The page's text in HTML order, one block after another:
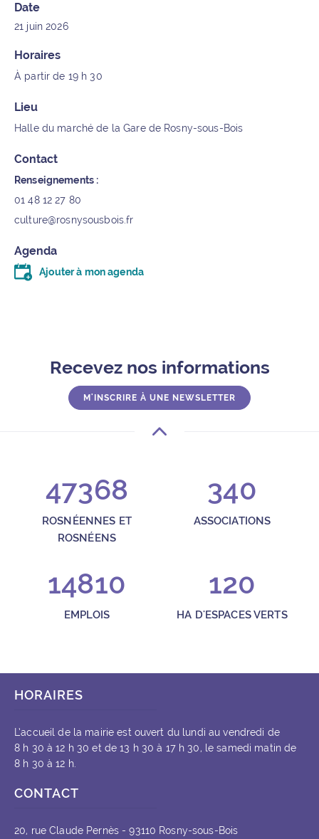
Date
21 juin 2026
Horaires
À partir de 19 h 30
Lieu
Halle du marché de la Gare de Rosny-sous-Bois
Contact
Renseignements :
01 48 12 27 80
culture@rosnysousbois.fr
Agenda
Ajouter à mon agenda
Télécharger le fichier .ics (moins d’un kilo-octet)
Recevez nos informations
M'INSCRIRE À UNE NEWSLETTER
47368
ROSNÉENNES ET
ROSNÉENS
340
ASSOCIATIONS
14810
EMPLOIS
120
HA D'ESPACES VERTS
HORAIRES
L’accueil de la mairie est ouvert du lundi au vendredi de
8 h 30 à 12 h 30 et de 13 h 30 à 17 h 30, le samedi matin de
8 h 30 à 12 h.
CONTACT
20, rue Claude Pernès - 93110 Rosny-sous-Bois